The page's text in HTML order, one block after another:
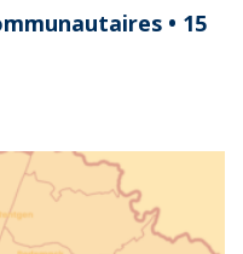
• 15